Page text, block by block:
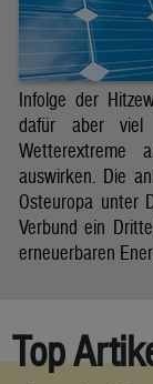
Infolge der
dafür aber viel
Wetterextreme
auswirken. Die
Osteuropa unter
Verbund ein
erneuerbaren
Top